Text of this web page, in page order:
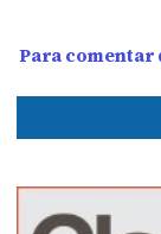
Para comentar